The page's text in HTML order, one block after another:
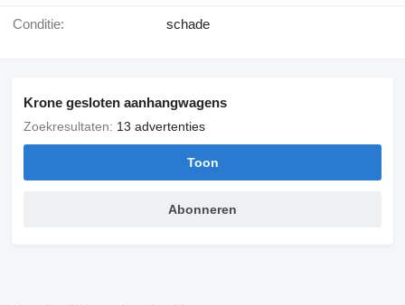
Conditie: schade
Krone gesloten aanhangwagens
Zoekresultaten: 13 advertenties
Toon
Abonneren